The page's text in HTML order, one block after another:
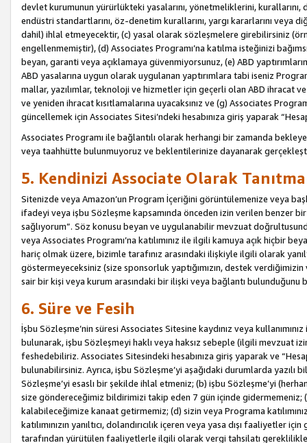
devlet kurumunun yürürlükteki yasalarını, yönetmeliklerini,
endüstri standartlarını, öz-denetim kurallarını, yargı kararlarını
dahil) ihlal etmeyecektir, (c) yasal olarak sözleşmelere girebilirsiniz
engellenmemiştir), (d) Associates Programı’na katılma isteğinizi
beyan, garanti veya açıklamaya güvenmiyorsunuz, (e) ABD
ABD yasalarına uygun olarak uygulanan yaptırımlara tabi iseniz
mallar, yazılımlar, teknoloji ve hizmetler için geçerli olan ABD ihracat
ve yeniden ihracat kısıtlamalarına uyacaksınız ve (g) Associates
güncellemek için Associates Sitesi’ndeki hesabınıza giriş yaparak
Associates Programı ile bağlantılı olarak herhangi bir zamanda
veya taahhütte bulunmuyoruz ve beklentilerinize dayanarak
5. Kendinizi Associate Olarak
Sitenizde veya Amazon’un Program İçeriğini görüntülemenize veya
ifadeyi veya işbu Sözleşme kapsamında önceden izin verilen benzer
sağlıyorum”. Söz konusu beyan ve uygulanabilir mevzuat
veya Associates Programı’na katılımınız ile ilgili kamuya açık hiçbir
hariç olmak üzere, bizimle tarafınız arasındaki ilişkiyle ilgili olarak
göstermeyeceksiniz (size sponsorluk yaptığımızın, destek
sair bir kişi veya kurum arasındaki bir ilişki veya bağlantı bulunduğunu
6. Süre ve Fesih
İşbu Sözleşme’nin süresi Associates Sitesine kaydınız veya
bulunarak, işbu Sözleşmeyi haklı veya haksız sebeple (ilgili mevzuat
feshedebiliriz. Associates Sitesindeki hesabınıza giriş yaparak ve
bulunabilirsiniz. Ayrıca, işbu Sözleşme’yi aşağıdaki durumlarda yazılı
Sözleşme’yi esaslı bir şekilde ihlal etmeniz; (b) işbu Sözleşme’yi
size göndereceğimiz bildirimizi takip eden 7 gün içinde gidermemeniz;
kalabileceğimize kanaat getirmemiz; (d) sizin veya Programa
katılımınızın yanıltıcı, dolandırıcılık içeren veya yasa dışı
tarafından yürütülen faaliyetlerle ilgili olarak vergi tahsilatı